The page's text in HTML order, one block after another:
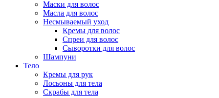
Маски для волос
Масла для волос
Несмываемый уход
Кремы для волос
Спреи для волос
Сыворотки для волос
Шампуни
Тело
Кремы для рук
Лосьоны для тела
Скрабы для тела